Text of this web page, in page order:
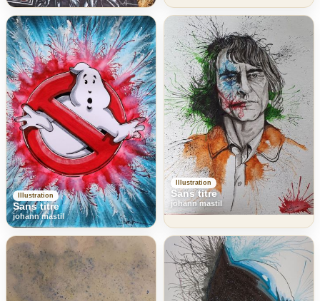
Illustration
Sans titre
johann mastil
Illustration
Sans titre
johann mastil